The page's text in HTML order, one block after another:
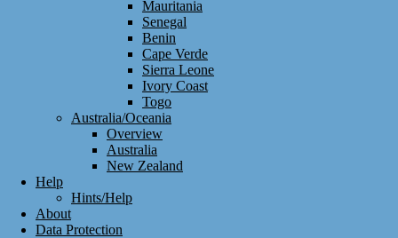
Mauritania
Senegal
Benin
Cape Verde
Sierra Leone
Ivory Coast
Togo
Australia/Oceania
Overview
Australia
New Zealand
Help
Hints/Help
About
Data Protection